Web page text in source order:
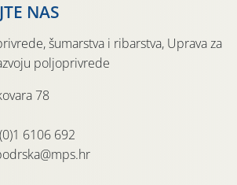
NAS
šumarstva i ribarstva, Uprava za
poljoprivrede
78
6106 692